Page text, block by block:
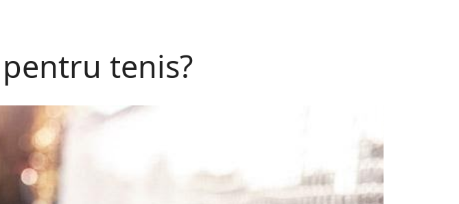
tenis?